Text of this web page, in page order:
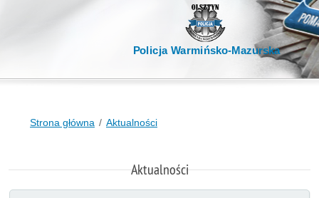
Policja Warmińsko-Mazurska
Strona główna Aktualności
Aktualności